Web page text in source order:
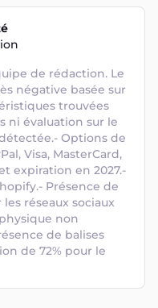
de rédaction. Le
négative basée sur
trouvées
ni évaluation sur le
Options de
Visa, MasterCard,
expiration en 2027.-
Présence de
réseaux sociaux
non
de balises
de 72% pour le